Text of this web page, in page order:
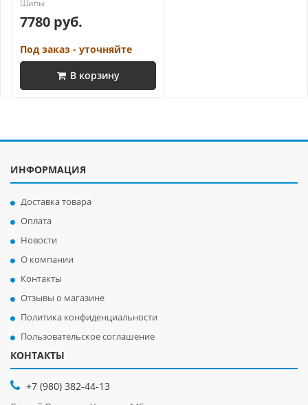
7780 руб.
Под заказ - уточняйте
В корзину
ИНФОРМАЦИЯ
Доставка товара
Оплата
Новости
О компании
Контакты
Отзывы о магазине
Политика конфиденциальности
Пользовательское соглашение
КОНТАКТЫ
+7 (980) 382-44-13